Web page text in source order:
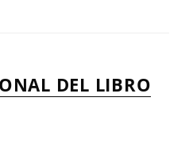
A
DEL LIBRO